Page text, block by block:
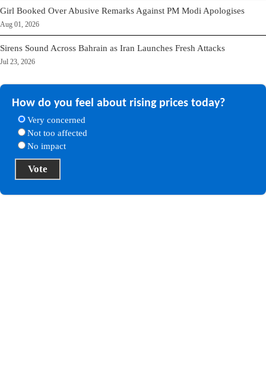
Girl Booked Over Abusive Remarks Against PM Modi Apologises
Aug 01, 2026
Sirens Sound Across Bahrain as Iran Launches Fresh Attacks
Jul 23, 2026
How do you feel about rising prices today?
Very concerned
Not too affected
No impact